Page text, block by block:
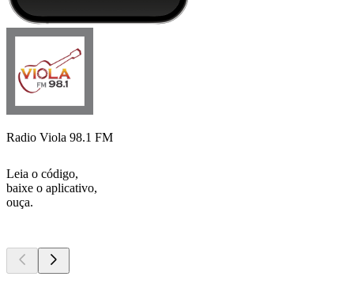
Radio Viola 98.1 FM
Leia o código,
baixe o aplicativo,
ouça.